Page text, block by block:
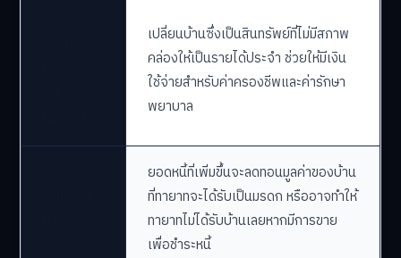
เปลี่ยนบ้านซึ่งเป็นสินทรัพย์ที่ไม่มีสภาพ
คล่องให้เป็นรายได้ประจำ ช่วยให้มีเงิน
ใช้จ่ายสำหรับค่าครองชีพและค่ารักษา
พยาบาล
ยอดหนี้ที่เพิ่มขึ้นจะลดทอนมูลค่าของบ้าน
ที่ทายาทจะได้รับเป็นมรดก หรืออาจทำให้
ทายาทไม่ได้รับบ้านเลยหากมีการขาย
เพื่อชำระหนี้